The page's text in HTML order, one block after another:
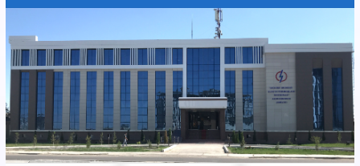
tarmoqlari
korxonasi”
AJ
“Buxoro
hududiy